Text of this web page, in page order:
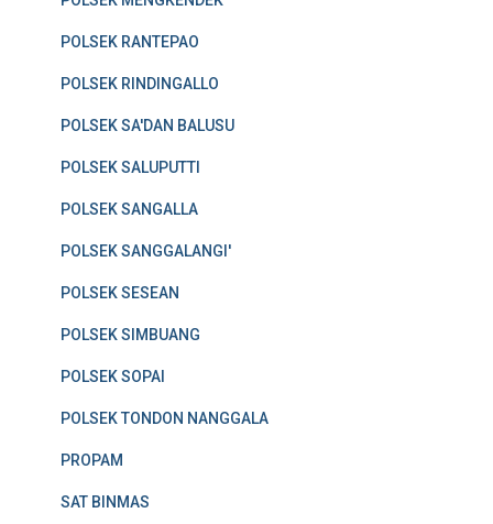
POLSEK RANTEPAO
POLSEK RINDINGALLO
POLSEK SA'DAN BALUSU
POLSEK SALUPUTTI
POLSEK SANGALLA
POLSEK SANGGALANGI'
POLSEK SESEAN
POLSEK SIMBUANG
POLSEK SOPAI
POLSEK TONDON NANGGALA
PROPAM
SAT BINMAS